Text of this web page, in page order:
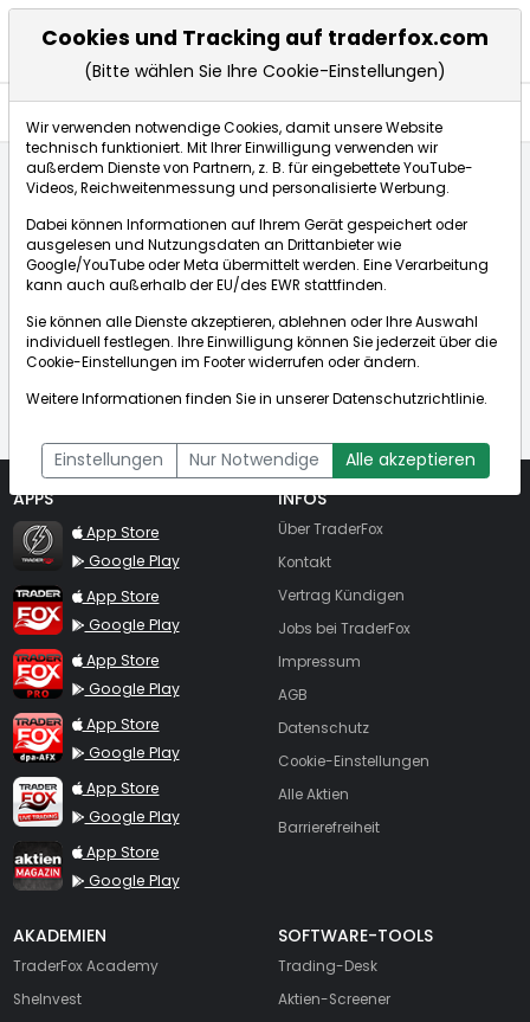
Nachrichten
Das Wertpapier konnte nicht gefunden
werden!
APPS
TraderFox Flash
App Store
Google Play
TraderFox App
App Store
Google Play
TraderFox Pro
App Store
Google Play
TraderFox dpa-AFX ProFeed
App Store
Google Play
TraderFox Live Trading
App Store
Google Play
TraderFox aktien Magazin
App Store
Google Play
INFOS
Über TraderFox
Kontakt
Vertrag Kündigen
Jobs bei TraderFox
Impressum
AGB
Datenschutz
Cookie-Einstellungen
Alle Aktien
Barrierefreiheit
AKADEMIEN
TraderFox Academy
SheInvest
SOFTWARE-TOOLS
Trading-Desk
Aktien-Screener
Cookies und Tracking auf traderfox.com
(Bitte wählen Sie Ihre Cookie-Einstellungen)
Wir verwenden notwendige Cookies, damit unsere Website
technisch funktioniert. Mit Ihrer Einwilligung verwenden wir
außerdem Dienste von Partnern, z. B. für eingebettete YouTube-
Videos, Reichweitenmessung und personalisierte Werbung.
Dabei können Informationen auf Ihrem Gerät gespeichert oder
ausgelesen und Nutzungsdaten an Drittanbieter wie
Google/YouTube oder Meta übermittelt werden. Eine Verarbeitung
kann auch außerhalb der EU/des EWR stattfinden.
Sie können alle Dienste akzeptieren, ablehnen oder Ihre Auswahl
individuell festlegen. Ihre Einwilligung können Sie jederzeit über die
Cookie-Einstellungen im Footer widerrufen oder ändern.
Weitere Informationen finden Sie in unsererDatenschutzrichtlinie.
Einstellungen Nur Notwendige Alle akzeptieren